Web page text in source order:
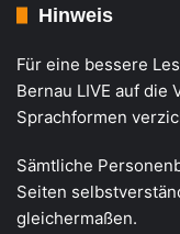
Hinweis
Für eine bessere
Bernau LIVE auf
Sprachformen
Sämtliche
Seiten
gleichermaßen.